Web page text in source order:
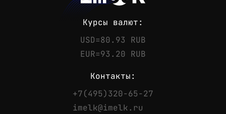
Контакты
Курсы валют:
USD=80.93 RUB
EUR=93.20 RUB
Контакты:
+7(495)320-65-27
imelk@imelk.ru